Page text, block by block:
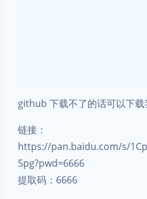
github 下载不了的话可以下载
链接：
https://pan.baidu.com/s/
5pg?pwd=6666
提取码：6666